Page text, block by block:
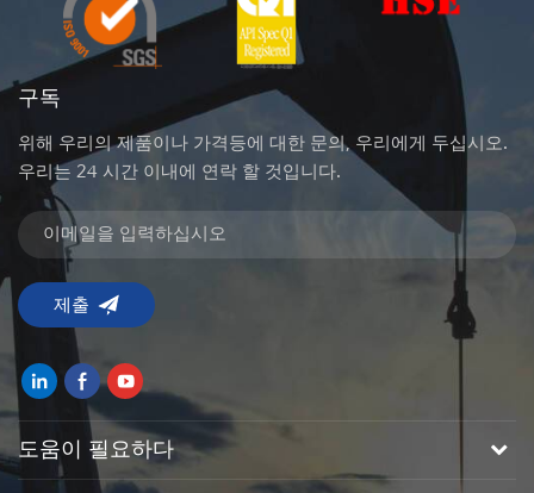
구독
위해 우리의 제품이나 가격등에 대한 문의, 우리에게 두십시오.
우리는 24 시간 이내에 연락 할 것입니다.
도움이 필요하다